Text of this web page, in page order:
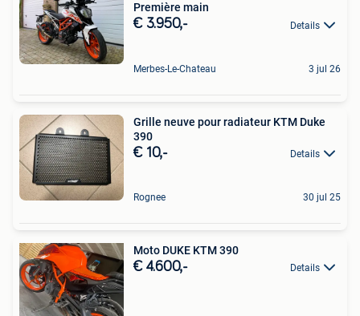
Première main
€ 3.950,- Details
Merbes-Le-Chateau 3 jul 26
Grille neuve pour radiateur KTM Duke
390
€ 10,- Details
Rognee 30 jul 25
Moto DUKE KTM 390
€ 4.600,- Details